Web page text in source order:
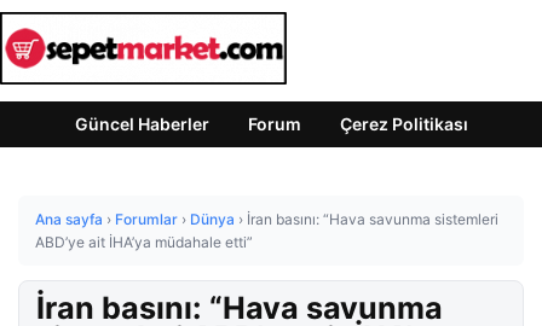
Güncel Haberler Forum Çerez Politikası
Ana sayfa › Forumlar › Dünya › İran basını: “Hava savunma sistemleri
ABD’ye ait İHA’ya müdahale etti”
İran basını: “Hava savunma